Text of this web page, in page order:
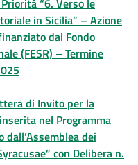
“6. Verso le
in Sicilia” – Azione
dal Fondo
(FESR) – Termine
di Invito per la
nel Programma
dei
con Delibera n.